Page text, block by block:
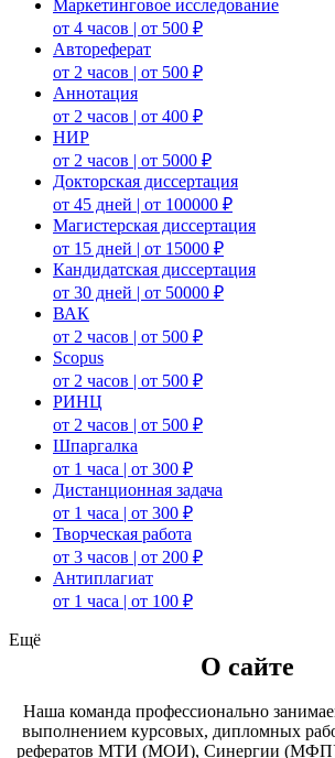
Маркетинговое исследование
от 4 часов | от 500 ₽
Автореферат
от 2 часов | от 500 ₽
Аннотация
от 2 часов | от 400 ₽
НИР
от 2 часов | от 5000 ₽
Докторская диссертация
от 45 дней | от 100000 ₽
Магистерская диссертация
от 15 дней | от 15000 ₽
Кандидатская диссертация
от 30 дней | от 50000 ₽
ВАК
от 2 часов | от 500 ₽
Scopus
от 2 часов | от 500 ₽
РИНЦ
от 2 часов | от 500 ₽
Шпаргалка
от 1 часа | от 300 ₽
Дистанционная задача
от 1 часа | от 300 ₽
Творческая работа
от 3 часов | от 200 ₽
Антиплагиат
от 1 часа | от 100 ₽
Ещё
О сайте
Наша команда профессионально
выполнением курсовых, дипломных
рефератов МТИ (МОИ), Синергии